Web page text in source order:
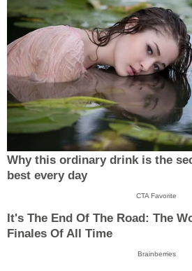
Why this ordinary drink is the
best every day
CTA Favorite
It's The End Of The Road: The
Finales Of All Time
Brainberries